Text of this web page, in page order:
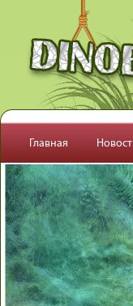
Перейти к основному
Главная